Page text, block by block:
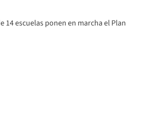
14 escuelas ponen en marcha el Plan